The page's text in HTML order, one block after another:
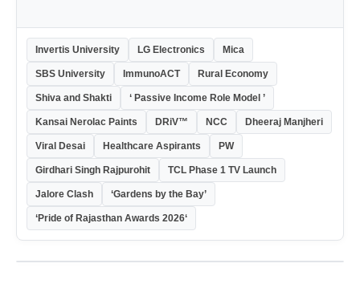
Invertis University LG Electronics Mica
SBS University ImmunoACT Rural Economy
Shiva and Shakti ‘ Passive Income Role Model ’
Kansai Nerolac Paints DRiV™ NCC Dheeraj Manjheri
Viral Desai Healthcare Aspirants PW
Girdhari Singh Rajpurohit TCL Phase 1 TV Launch
Jalore Clash ‘Gardens by the Bay’
‘Pride of Rajasthan Awards 2026‘